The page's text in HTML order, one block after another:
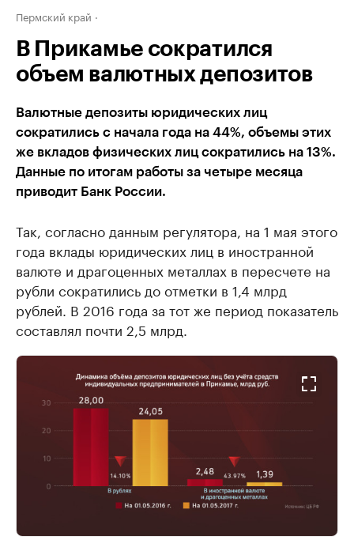
Пермский край
В Прикамье сократился
объем валютных депозитов
Валютные депозиты юридических лиц
сократились с начала года на 44%, объемы этих
же вкладов физических лиц сократились на 13%.
Данные по итогам работы за четыре месяца
приводит Банк России.
Так, согласно данным регулятора, на 1 мая этого
года вклады юридических лиц в иностранной
валюте и драгоценных металлах в пересчете на
рубли сократились до отметки в 1,4 млрд
рублей. В 2016 года за тот же период показатель
составлял почти 2,5 млрд.